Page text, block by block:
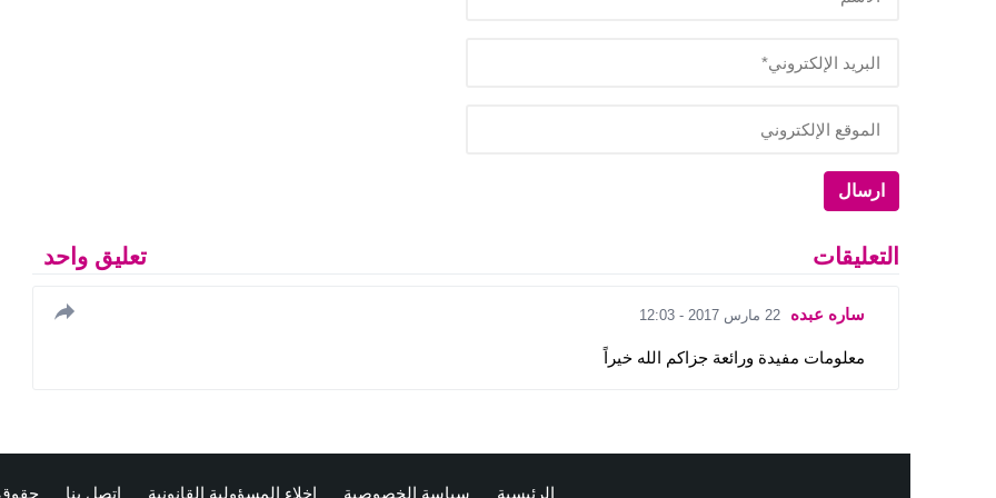
التعليقات تعليق واحد
ساره عبده 22 مارس 2017 - 12:03
معلومات مفيدة ورائعة جزاكم الله خيراً
الرئيسية سياسة الخصوصية إخلاء المسؤولية القانونية اتصل بنا حقوق